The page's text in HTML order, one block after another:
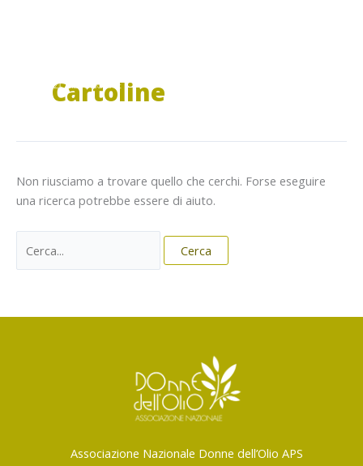
Cartoline
Non riusciamo a trovare quello che cerchi. Forse eseguire
una ricerca potrebbe essere di aiuto.
Associazione Nazionale Donne dell’Olio APS